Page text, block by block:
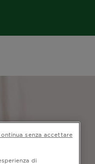
di
senza accettare